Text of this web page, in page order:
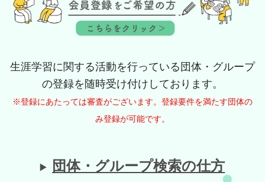
生涯学習に関する活動を行っている団体・グループ
の登録を随時受け付けしております。
※登録にあたっては審査がございます。登録要件を満たす団体の
み登録が可能です。
団体・グループ検索の仕方